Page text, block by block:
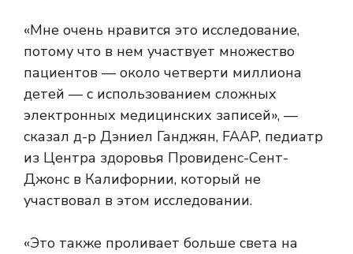
«Мне очень нравится это исследование,
потому что в нем участвует множество
пациентов — около четверти миллиона
детей — с использованием сложных
электронных медицинских записей», —
сказал д-р Дэниел Ганджян, FAAP, педиатр
из Центра здоровья Провиденс-Сент-
Джонс в Калифорнии, который не
участвовал в этом исследовании.
«Это также проливает больше света на